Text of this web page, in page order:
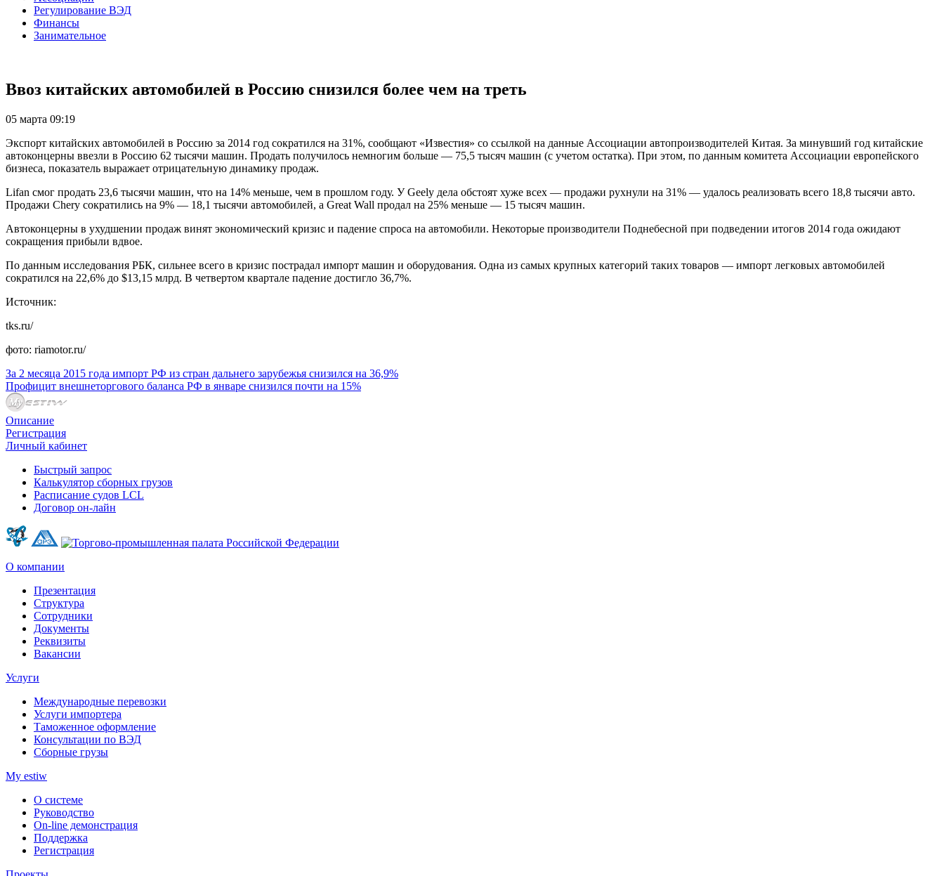
Регулирование ВЭД
Финансы
Занимательное
Ввоз китайских автомобилей в Россию снизился более чем на треть
05 марта 09:19
Экспорт китайских автомобилей в Россию за 2014 год сократился на 31%, сообщают «Известия» со ссылкой на данные Ассоциации автопроизводителей Китая. За минувший год китайские
автоконцерны ввезли в Россию 62 тысячи машин. Продать получилось немногим больше — 75,5 тысяч машин (с учетом остатка). При этом, по данным комитета Ассоциации европейского
бизнеса, показатель выражает отрицательную динамику продаж.
Lifan смог продать 23,6 тысячи машин, что на 14% меньше, чем в прошлом году. У Geely дела обстоят хуже всех — продажи рухнули на 31% — удалось реализовать всего 18,8 тысячи авто.
Продажи Chery сократились на 9% — 18,1 тысячи автомобилей, а Great Wall продал на 25% меньше — 15 тысяч машин.
Автоконцерны в ухудшении продаж винят экономический кризис и падение спроса на автомобили. Некоторые производители Поднебесной при подведении итогов 2014 года ожидают
сокращения прибыли вдвое.
По данным исследования РБК, сильнее всего в кризис пострадал импорт машин и оборудования. Одна из самых крупных категорий таких товаров — импорт легковых автомобилей
сократился на 22,6% до $13,15 млрд. В четвертом квартале падение достигло 36,7%.
Источник:
tks.ru/
фото: riamotor.ru/
За 2 месяца 2015 года импорт РФ из стран дальнего зарубежья снизился на 36,9%
Профицит внешнеторгового баланса РФ в январе снизился почти на 15%
Описание
Регистрация
Личный кабинет
Быстрый запрос
Калькулятор сборных грузов
Расписание судов LCL
Договор он-лайн
О компании
Презентация
Структура
Сотрудники
Документы
Реквизиты
Вакансии
Услуги
Международные перевозки
Услуги импортера
Таможенное оформление
Консультации по ВЭД
Сборные грузы
My estiw
О системе
Руководство
On-line демонстрация
Поддержка
Регистрация